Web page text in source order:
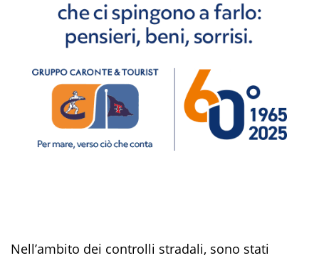
Nell’ambito dei controlli stradali, sono stati